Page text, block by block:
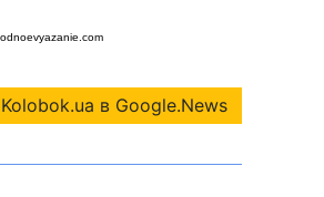
в Google.News